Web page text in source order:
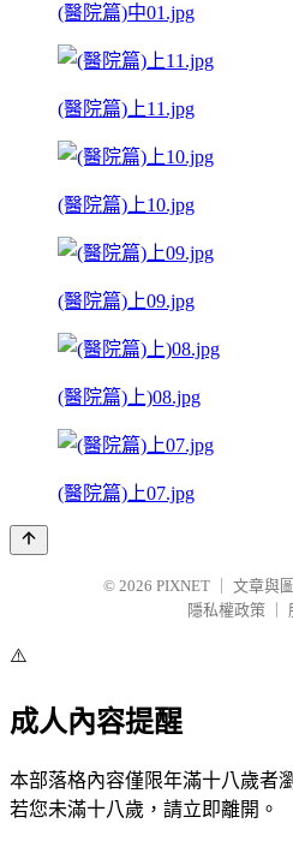
(醫院篇)中01.jpg
(醫院篇)上11.jpg
(醫院篇)上10.jpg
(醫院篇)上09.jpg
(醫院篇)上)08.jpg
(醫院篇)上07.jpg
© 2026 PIXNET
文章與
隱私權政策
⚠️
成人內容提醒
本部落格內容僅限年滿十八歲者
若您未滿十八歲，請立即離開。